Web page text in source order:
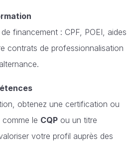
financement : CPF, POEI, aides
contrats de professionnalisation
obtenez une certification ou
le CQP ou un titre
votre profil auprès des